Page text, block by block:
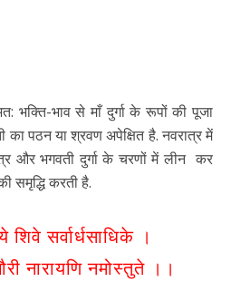
भक्ति-भाव से माँ दुर्गा के रूपों की पूजा
का पठन या श्रवण अपेक्षित है. नवरात्र में
और भगवती दुर्गा के चरणों में लीन कर
समृद्धि करती है.
शिवे सर्वार्धसाधिके ।
नारायणि नमोस्तुते ।।